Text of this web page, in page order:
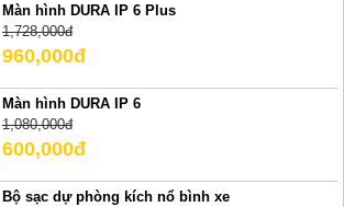
Màn hình DURA IP 6 Plus
1,728,000đ
960,000đ
Màn hình DURA IP 6
1,080,000đ
600,000đ
Bộ sạc dự phòng kích nổ bình xe